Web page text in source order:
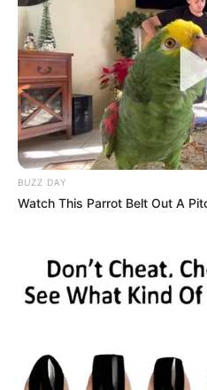
BUZZ DAY
Watch This Parrot Belt Out A